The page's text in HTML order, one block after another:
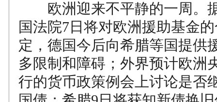
欧洲迎来不平静的一周。
国法院7日将对欧洲援助基金
定，德国今后向希腊等国提供
多限制和障碍；外界预计欧洲
行的货币政策例会上讨论是否